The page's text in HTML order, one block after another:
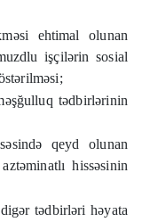
ehtimal olunan
işçilərin sosial
tədbirlərinin
qeyd olunan
hissəsinin
tədbirləri həyata